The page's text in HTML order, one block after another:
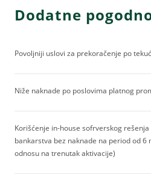
Dodatne
Povoljniji uslovi za prekoračenje po
Niže naknade po poslovima platnog
Korišćenje in-house sofrverskog
bankarstva bez naknade na period od 6
odnosu na trenutak aktivacije)